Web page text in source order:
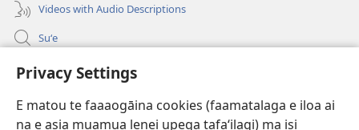
Privacy Settings
E matou te faaaogāina cookies (faamatalaga e iloa ai
na e asia muamua lenei upega tafaʻilagi) ma isi
Videos with Audio Descriptions
Suʻe
Faamatalaga mo Ofisa o le Malo